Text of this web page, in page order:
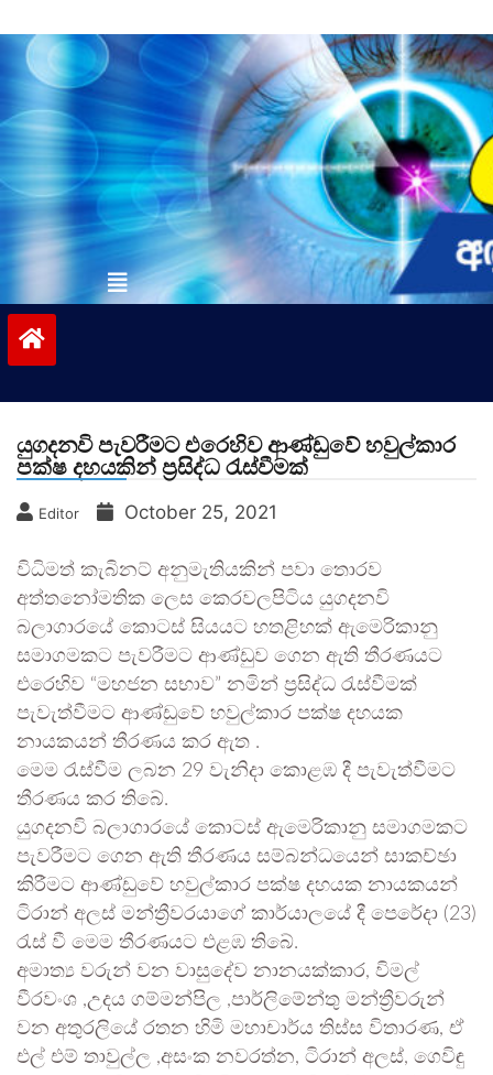
to
contentvinivida.lk
යුගදනවි පැවරීමට එරෙහිව ආණ්ඩුවේ හවුල්කාර
පක්ෂ දහයකින් ප්‍රසිද්ධ රැස්වීමක්
Editor October 25, 2021
විධිමත් කැබිනට් අනුමැතියකින් පවා තොරව
අත්තනෝමතික ලෙස කෙරවලපිටිය යුගදනවි
බලාගාරයේ කොටස් සියයට හතළිහක් ඇමෙරිකානු
සමාගමකට පැවරීමට ආණ්ඩුව ගෙන ඇති තීරණයට
එරෙහිව “මහජන සභාව” නමින් ප්‍රසිද්ධ රැස්වීමක්
පැවැත්වීමට ආණ්ඩුවේ හවුල්කාර පක්ෂ දහයක
නායකයන් තීරණය කර ඇත .
මෙම රැස්වීම ලබන 29 වැනිදා කොළඹ දී පැවැත්වීමට
තීරණය කර තිබේ.
යුගදනවි බලාගාරයේ කොටස් ඇමෙරිකානු සමාගමකට
පැවරීමට ගෙන ඇති තීරණය සම්බන්ධයෙන් සාකච්ඡා
කිරීමට ආණ්ඩුවේ හවුල්කාර පක්ෂ දහයක නායකයන්
ටිරාන් අලස් මන්ත්‍රීවරයාගේ කාර්යාලයේ දී පෙරේදා (23)
රැස් වී මෙම තීරණයට එළඹ තිබේ.
අමාත්‍ය වරුන් වන වාසුදේව නානයක්කාර, විමල්
වීරවංශ ,උදය ගම්මන්පිල ,පාර්ලිමේන්තු මන්ත්‍රීවරුන්
වන අතුරලියේ රතන හිමි මහාචාර්ය තිස්ස විතාරණ, ඒ
එල් එම් තාවුල්ල ,අසංක නවරත්න, ටිරාන් අලස්, ගෙවිඳු